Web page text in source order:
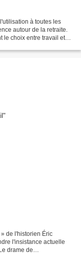
à toutes les
autour de la retraite.
le choix entre travail et
de l'historien Éric
l'insistance actuelle
drame de